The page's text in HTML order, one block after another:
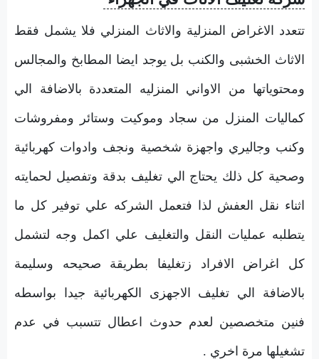
تتعدد الاغراض المنزلية والاثاث المنزلي فلا يشمل فقط
الاثاث الخشبى والكنب بل يوجد ايضا المطابخ والمجالس
ومحتوياتها من الاواني المنزليه المتعددة بالاضافة الي
كماليات المنزل من سجاد وموكيت وستائر ومفروشات
وكنب وجاليري واجهزة شخصية ونجف وادوات كهربائية
وصحية كل ذلك يحتاج الي تغليف بدقة وتفصيل لحمايته
اثناء نقل العفش لذا فتعمل الشركه علي توفير كل ما
يتطلبه عمليات النقل والتغليف علي اكمل وجه لتشمل
كل اغراض الافراد زتغليفا بطريقة صحيحه وسليمة
بالاضافة الي تغليف الاجهزى الكهربائية جيدا بواسطه
فنين متخصصين لعدم حدوث اعطال تتسبب في عدم
تشغيلها مرة اخري .